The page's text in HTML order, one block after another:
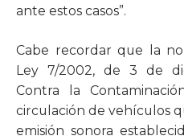
ante estos casos”.
Cabe recordar que la
Ley 7/2002, de 3 de
Contra la
circulación de vehículos
emisión sonora